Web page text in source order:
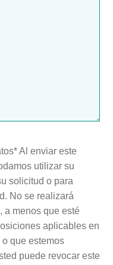
Al enviar este
utilizar su
solicitud o para
No se realizará
a menos que esté
aplicables en
que estemos
puede revocar este